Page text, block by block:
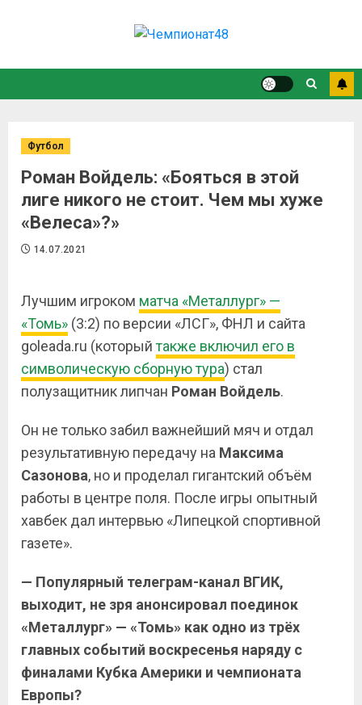
Футбол
Роман Войдель: «Бояться в этой
лиге никого не стоит. Чем мы хуже
«Велеса»?»
14.07.2021
Лучшим игроком матча «Металлург» —
«Томь» (3:2) по версии «ЛСГ», ФНЛ и сайта
goleada.ru (которыйтакже включил его в
символическую сборную тура) стал
полузащитник липчан Роман Войдель.
Он не только забил важнейший мяч и отдал
результативную передачу на Максима
Сазонова, но и проделал гигантский объём
работы в центре поля. После игры опытный
хавбек дал интервью «Липецкой спортивной
газете».
— Популярный телеграм-канал ВГИК,
выходит, не зря анонсировал поединок
«Металлург» — «Томь» как одно из трёх
главных событий воскресенья наряду с
финалами Кубка Америки и чемпионата
Европы?